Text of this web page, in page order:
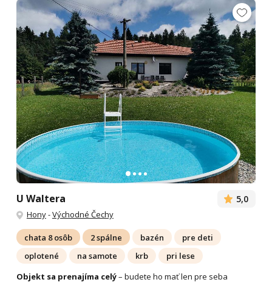
U Waltera 5,0
Hony-Východné Čechy
chata 8 osôb 2 spálne bazén
pre deti
oplotené
na samote krb
pri lese
Objekt sa prenajíma celý– budete ho mať len pre seba